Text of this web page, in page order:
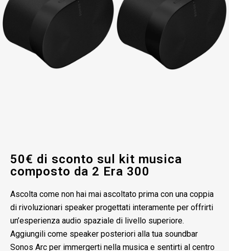
50€ di sconto sul kit musica
composto da 2 Era 300
Ascolta come non hai mai ascoltato prima con una coppia
di rivoluzionari speaker progettati interamente per offrirti
un’esperienza audio spaziale di livello superiore.
Aggiungili come speaker posteriori alla tua soundbar
Sonos Arc per immergerti nella musica e sentirti al centro